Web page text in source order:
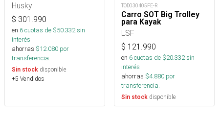
Husky
$ 301.990
en 6cuotas de $50.332sin
interés
ahorras $12.080 por
transferencia.
Sin stock disponible
+5 Vendidos
TOD030405FE-R
Carro SOT Big Trolley
para Kayak
LSF
$ 121.990
en 6cuotas de $20.332sin
interés
ahorras $4.880 por
transferencia.
Sin stock disponible